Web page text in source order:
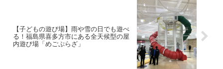
【子どもの遊び場】雨や雪の日でも遊べ
る！福島県喜多方市にある全天候型の屋
内遊び場「めごぷらざ」